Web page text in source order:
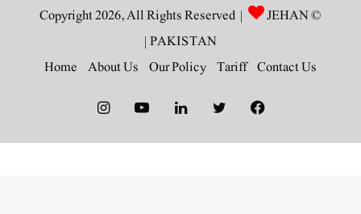
© Copyright 2026, All Rights Reserved |
JEHAN
PAKISTAN
|
Contact Us
Tariff
Our Policy
About Us
Home
Facebook
Twitter
LinkedIn
YouTube
Instagram